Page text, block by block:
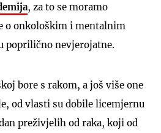
, za to se moramo
o onkološkim i mentalnim
poprilično nevjerojatne.
bore s rakom, a još više one
od vlasti su dobile licemjernu
preživjelih od raka, koji od